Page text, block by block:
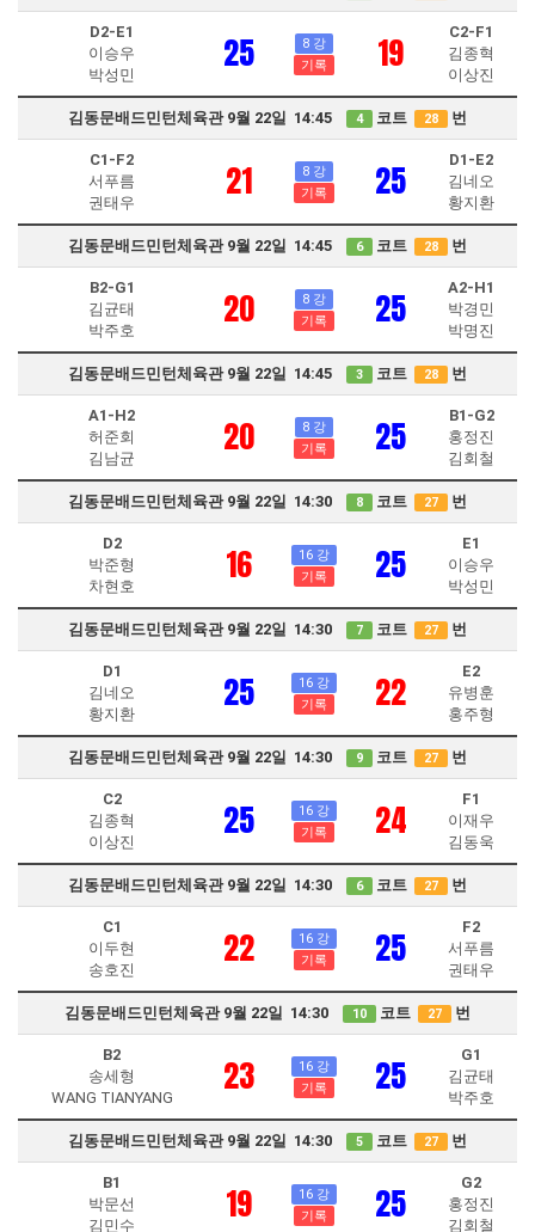
D2-E1
이승우
박성민
25
8 강
기록
19
C2-F1
김종혁
이상진
김동문배드민턴체육관 9월 22일 14:45 4 코트 28 번
C1-F2
서푸름
권태우
21
8 강
기록
25
D1-E2
김네오
황지환
김동문배드민턴체육관 9월 22일 14:45 6 코트 28 번
B2-G1
김균태
박주호
20
8 강
기록
25
A2-H1
박경민
박명진
김동문배드민턴체육관 9월 22일 14:45 3 코트 28 번
A1-H2
허준회
김남균
20
8 강
기록
25
B1-G2
홍정진
김회철
김동문배드민턴체육관 9월 22일 14:30 8 코트 27 번
D2
박준형
차현호
16
16 강
기록
25
E1
이승우
박성민
김동문배드민턴체육관 9월 22일 14:30 7 코트 27 번
D1
김네오
황지환
25
16 강
기록
22
E2
유병훈
홍주형
김동문배드민턴체육관 9월 22일 14:30 9 코트 27 번
C2
김종혁
이상진
25
16 강
기록
24
F1
이재우
김동욱
김동문배드민턴체육관 9월 22일 14:30 6 코트 27 번
C1
이두현
송호진
22
16 강
기록
25
F2
서푸름
권태우
김동문배드민턴체육관 9월 22일 14:30 10 코트 27 번
B2
송세형
WANG TIANYANG
23
16 강
기록
25
G1
김균태
박주호
김동문배드민턴체육관 9월 22일 14:30 5 코트 27 번
B1
박문선
김민수
19
16 강
기록
25
G2
홍정진
김회철